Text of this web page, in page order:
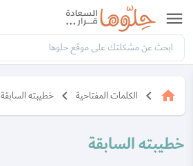
menu
home
keyboard_arrow_left الكلمات المفتاحية keyboard_arrow_left خطيبته السابقة
خطيبته السابقة